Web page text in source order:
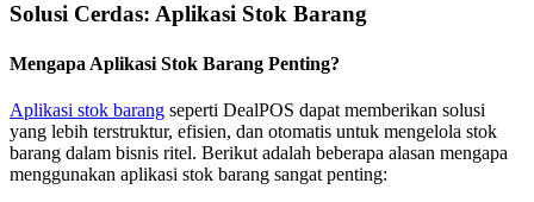
Solusi Cerdas: Aplikasi Stok Barang
Mengapa Aplikasi Stok Barang Penting?
Aplikasi stok barang seperti DealPOS dapat memberikan solusi
yang lebih terstruktur, efisien, dan otomatis untuk mengelola stok
barang dalam bisnis ritel. Berikut adalah beberapa alasan mengapa
menggunakan aplikasi stok barang sangat penting: